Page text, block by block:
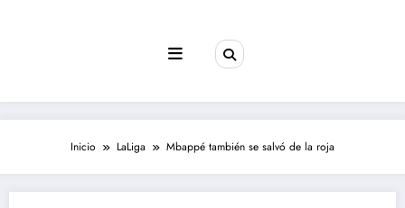
Inicio LaLiga Mbappé también se salvó de la roja